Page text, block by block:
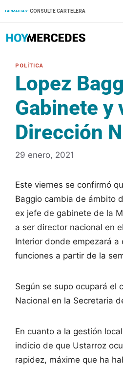
FARMACIAS: CONSULTE CARTELERA
Lopez
Gabinete y
Dirección
29 enero, 2021
Este viernes se confirmó
Baggio cambia de ámbito
ex jefe de gabinete de la
a ser director nacional en
Interior donde empezará a
funciones a partir de la
Según se supo ocupará el
Nacional en la Secretaria
En cuanto a la gestión
indicio de que Ustarroz
rapidez, máxime que ha